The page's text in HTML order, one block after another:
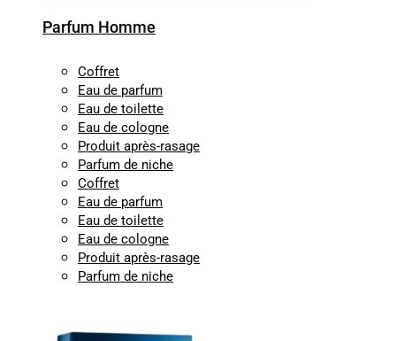
Parfum Homme
Coffret
Eau de parfum
Eau de toilette
Eau de cologne
Produit après-rasage
Parfum de niche
Coffret
Eau de parfum
Eau de toilette
Eau de cologne
Produit après-rasage
Parfum de niche